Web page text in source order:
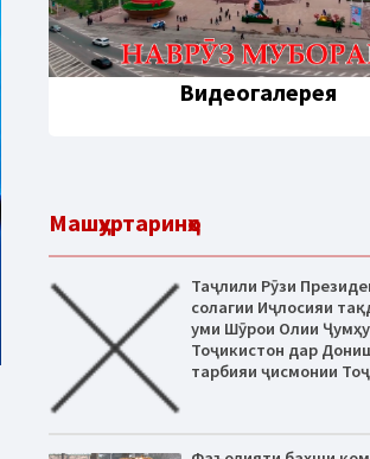
Видеогалерея
Машҳуртаринҳо
Таҷлили Рӯзи
солагии Иҷлосияи
уми Шӯрои Олии
Тоҷикистон дар
тарбияи ҷисмонии